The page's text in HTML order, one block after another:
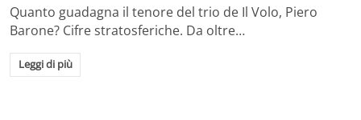
Quanto guadagna il tenore del trio de Il Volo, Piero
Barone? Cifre stratosferiche. Da oltre…
Leggi di più